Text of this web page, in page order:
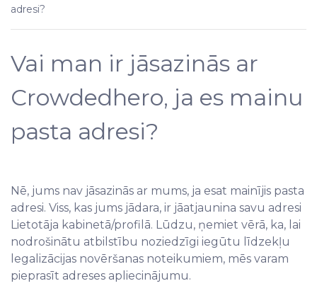
adresi?
Vai man ir jāsazinās ar
Crowdedhero, ja es mainu
pasta adresi?
Nē, jums nav jāsazinās ar mums, ja esat mainījis pasta
adresi. Viss, kas jums jādara, ir jāatjaunina savu adresi
Lietotāja kabinetā/profilā. Lūdzu, ņemiet vērā, ka, lai
nodrošinātu atbilstību noziedzīgi iegūtu līdzekļu
legalizācijas novēršanas noteikumiem, mēs varam
pieprasīt adreses apliecinājumu.